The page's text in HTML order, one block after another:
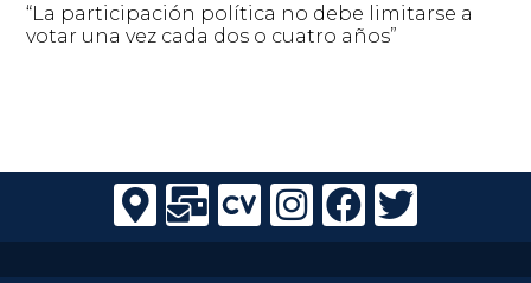
“La participación política no debe limitarse a
votar una vez cada dos o cuatro años”